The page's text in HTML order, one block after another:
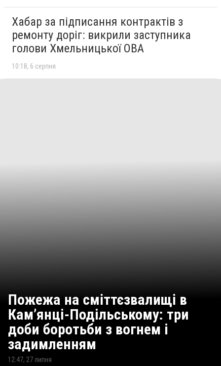
Хабар за підписання контрактів з
ремонту доріг: викрили заступника
голови Хмельницької ОВА
10:18 6 серпня
Пожежа на сміттєзвалищі в
Кам’янці-Подільському: три
доби боротьби з вогнем і
задимленням
12:47, 27 липня